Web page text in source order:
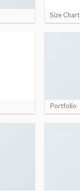
Size Chart
Portfolio